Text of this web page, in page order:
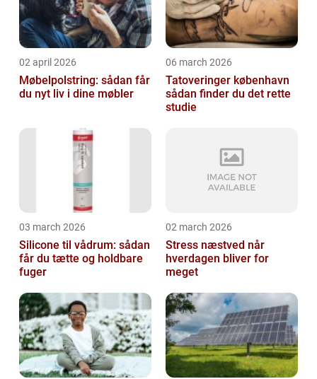
02 april 2026
Møbelpolstring: sådan får
du nyt liv i dine møbler
06 march 2026
Tatoveringer københavn
sådan finder du det rette
studie
03 march 2026
Silicone til vådrum: sådan
får du tætte og holdbare
fuger
02 march 2026
Stress næstved når
hverdagen bliver for
meget